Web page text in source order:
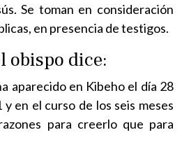
Se toman en consideración
en presencia de testigos.
obispo dice:
aparecido en Kibeho el día 28
en el curso de los seis meses
para creerlo que para